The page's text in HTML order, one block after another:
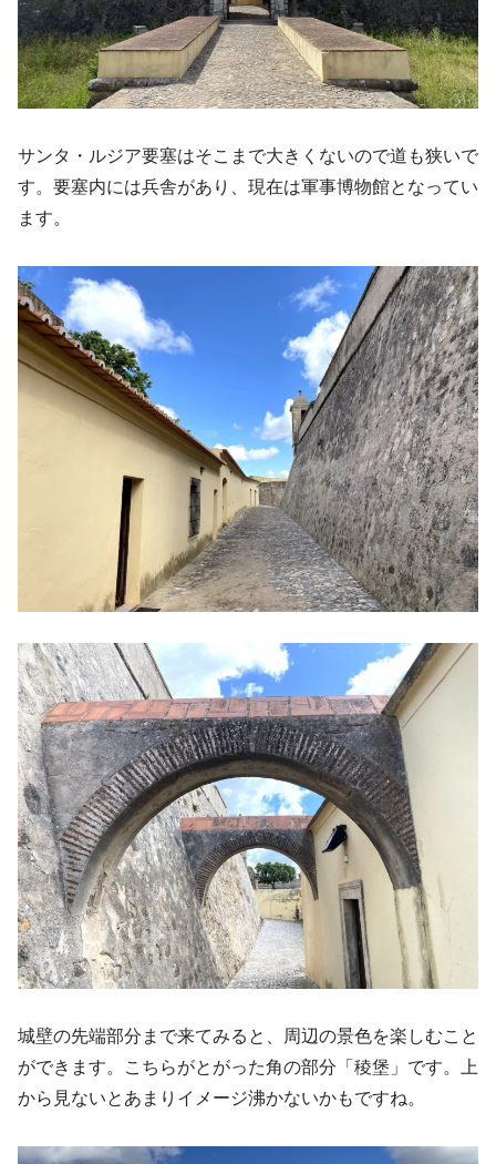
サンタ・ルジア要塞はそこまで大きくないので道も狭いで
す。要塞内には兵舎があり、現在は軍事博物館となってい
ます。
城壁の先端部分まで来てみると、周辺の景色を楽しむこと
ができます。こちらがとがった角の部分「稜堡」です。上
から見ないとあまりイメージ沸かないかもですね。